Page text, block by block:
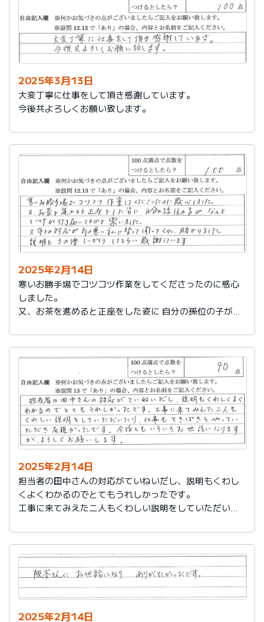
2025年3月13日
大変丁寧に仕事をして頂き感謝しています。
今後共よろしくお願い致します。
2025年2月14日
寒いお勝手場でコツコツ作業をしてくださったのに感心
しました。
又、お茶を進めると正座をした姿に 自分の孫位の子がな
又、市との対応が耳の悪い私に代わって聞いてくれ助か
りました。
説明もその後しっかりしてもらい感謝しています。
2025年2月14日
担当者の田中さんの対応がていねいだし、説明もくわし
くよくわかるのでとてもうれしかったです。
工事に来てみえた二人もくわしい説明をしていただいた
今後ともいろいろお世話になりますが、よろしくお願い
します。
2025年2月14日